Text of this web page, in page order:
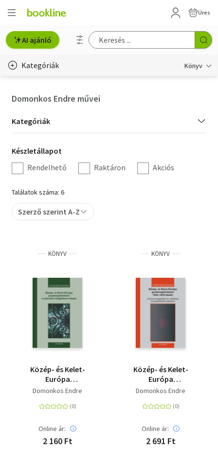
Üres
AI ajánló
Kategóriák Könyv
Hobbi, szabadidő
Irodalom
Művészet
Szakkönyv
Tankönyv, segédkönyv
Társadalomtudomány
Természettudomány
Történelem
Domonkos Endre művei
Kategória
szűrés
Kategóriák
Készletállapot
szűrés
Készletállapot
Rendelhető
Raktáron Akciós
Találatok száma: 6
Szerző szerint A-Z
KÖNYV
Közép- és Kelet-
Európa
gazdaságtörténete a
idején - 1939-1945
Domonkos Endre
Online ár:
2 160 Ft
KÖNYV
Közép- és Kelet-
Európa
gazdaságtörténete
szovjet megszállás és
tervgazdálkodás
kiépülése
Domonkos Endre
Online ár:
2 691 Ft